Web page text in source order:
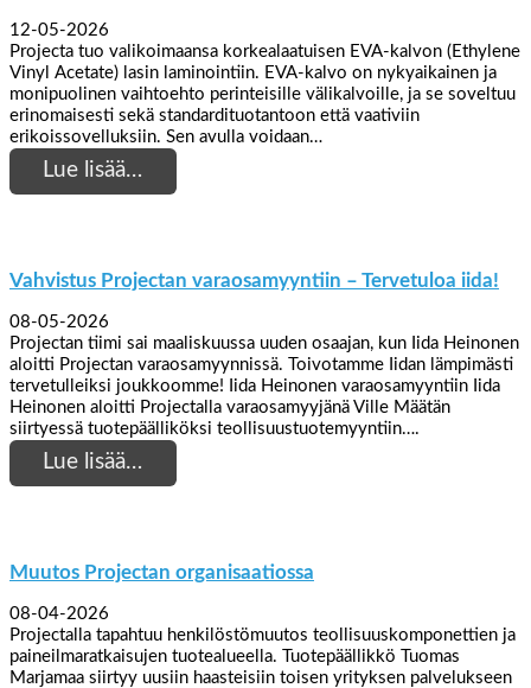
12-05-2026
Projecta tuo valikoimaansa korkealaatuisen EVA-kalvon (Ethylene
Vinyl Acetate) lasin laminointiin. EVA-kalvo on nykyaikainen ja
monipuolinen vaihtoehto perinteisille välikalvoille, ja se soveltuu
erinomaisesti sekä standardituotantoon että vaativiin
erikoissovelluksiin. Sen avulla voidaan…
Lue lisää…
Vahvistus Projectan varaosamyyntiin – Tervetuloa iida!
08-05-2026
Projectan tiimi sai maaliskuussa uuden osaajan, kun Iida Heinonen
aloitti Projectan varaosamyynnissä. Toivotamme Iidan lämpimästi
tervetulleiksi joukkoomme! Iida Heinonen varaosamyyntiin Iida
Heinonen aloitti Projectalla varaosamyyjänä Ville Määtän
siirtyessä tuotepäälliköksi teollisuustuotemyyntiin….
Lue lisää…
Muutos Projectan organisaatiossa
08-04-2026
Projectalla tapahtuu henkilöstömuutos teollisuuskomponettien ja
paineilmaratkaisujen tuotealueella. Tuotepäällikkö Tuomas
Marjamaa siirtyy uusiin haasteisiin toisen yrityksen palvelukseen